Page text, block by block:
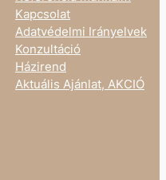
Kapcsolat
Adatvédelmi Irányelvek
Konzultáció
Házirend
Aktuális Ajánlat, AKCIÓ